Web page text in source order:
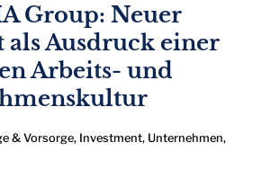
Group: Neuer
als Ausdruck einer
Arbeits- und
& Vorsorge, Investment, Unternehmen,